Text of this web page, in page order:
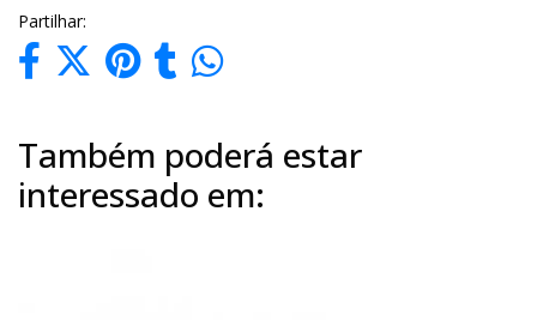
Partilhar:
Também poderá estar
interessado em: